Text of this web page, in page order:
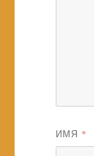
ИМЯ *